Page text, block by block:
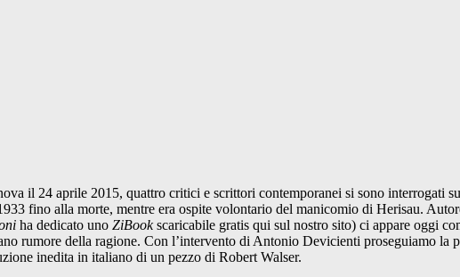
il 24 aprile 2015, quattro critici e scrittori contemporanei si sono interrogati
fino alla morte, mentre era ospite volontario del manicomio di Herisau.
ha dedicato uno ZiBookscaricabile gratis qui sul nostro sito) ci appare oggi
rumore della ragione. Con l’intervento di Antonio Devicienti proseguiamo
inedita in italiano di un pezzo di Robert Walser.